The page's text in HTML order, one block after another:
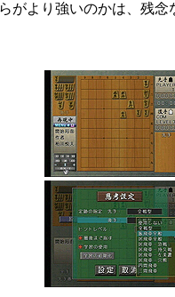
がより強いのかは、残